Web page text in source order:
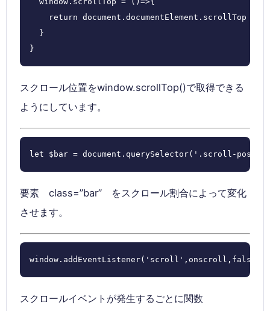
return document.documentElement.scrollTop ||
  }
}
スクロール位置をwindow.scrollTop()で取得できる
ようにしています。
let $bar = document.querySelector('.scroll-pos
要素 class=”bar” をスクロール割合によって変化
させます。
window.addEventListener('scroll',onscroll,false);
スクロールイベントが発生するごとに関数